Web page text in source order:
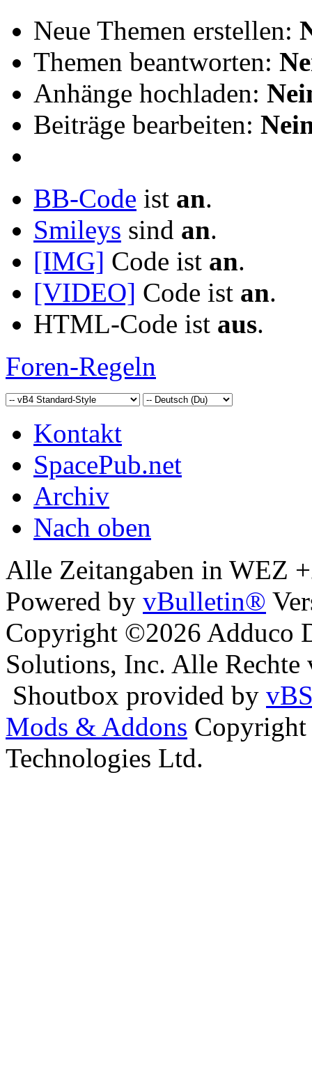
Neue Themen erstellen:
Themen beantworten:
Anhänge hochladen:
Beiträge bearbeiten:
BB-Code ist an.
Smileys sind an.
[IMG] Code ist an.
[VIDEO] Code ist an.
HTML-Code ist aus.
Foren-Regeln
Kontakt
SpacePub.net
Archiv
Nach oben
Alle Zeitangaben in WEZ
Powered by vBulletin®
Copyright ©2026 Adduco
Solutions, Inc. Alle Rechte
Shoutbox provided by
Mods & Addons
Technologies Ltd.